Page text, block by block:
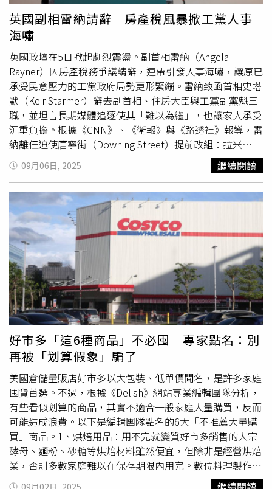
，承諾為18至21歲、連續18個月處於無業無學狀態且領取
通用福利的年輕人提供有薪工作。不過，因焦慮或憂鬱領取
病假福利的青年被排除在計畫之外，引發保守黨
（Conservatives）批評，認為這可能鼓勵部分人「鑽漏
洞」並長期依賴福利。根據智庫「財政研究所（Institute
for Fiscal Studies, IFS）」的分析，目前英國約有近百萬名
16至24歲年輕人處於「NEETs」狀態，既未就業、也未就
學或接受培訓。研究員伊姆蘭‧塔希爾（Imran Tahir）警
告，政策能否真正解決青年失業問題，取決於能否創造可持
續的職位，而非僅提供短期機會。
瑟本的行為出於「懶惰」，其欺騙行為辜負了同事與公眾的
信任。她強調瑟本的行為不僅損害了NEROCU的聲譽，也對
警隊的誠信造成負面影響。培根局長還指出，「如果還有警
務人員試圖濫用遠端工作制度，這起案件應該要成為他們的
一次嚴厲警告。」瑟本的直屬主管、警司史蒂芬‧吉利布蘭
德（Stephen Gillibrand）則在聽證會上表示，他對瑟本的
行為感到「失望與尷尬」。他表示：「NEROCU和我對瑟本
寄予信任，讓他有機會在家工作，但他卻刻意使用欺騙的手
段讓我和團隊蒙羞。」杜倫警方專業標準部門負責人伊凡
娜‧達森（Yvonne Dutson）警司補充，瑟本的行為屬於
「蓄意不誠實」，其目的是誤導上司，讓人以為他在積極完
成工作。根據資料，瑟本曾是一名頗具潛力的足球員，代表
英格蘭警察隊參賽，並於2016年加入杜倫郡警局，最初擔
任社區支援警員，2024年晉升為警探，並獲選進入
NEROCU。然而僅僅一個月後，他的欺騙行為便被電腦監控
軟體發現，引發調查。雖然瑟本已經在2025年5月自行請
辭，但聽證會裁定，若他未主動離職，也將因為嚴重的不當
行為被開除。此外，他也被列入英國警務學院（College of
Policing）的黑名單中，終身不得再從事警務相關工作。
英國副相雷納請辭 房產稅風暴掀工黨人事
海嘯
英國政壇在5日掀起劇烈震盪。副首相雷納（Angela
Rayner）因房產稅務爭議請辭，連帶引發人事海嘯，讓原已
承受民意壓力的工黨政府局勢更形緊繃。雷納致函首相史塔
默（Keir Starmer）辭去副首相、住房大臣與工黨副黨魁三
職，並坦言長期媒體追逐使其「難以為繼」，也讓家人承受
沉重負擔。根據《CNN》、《衛報》與《路透社》報導，雷
納離任迫使唐寧街（Downing Street）提前改組：拉米
（David Lammy）卸下外交大臣，轉任副首相並接掌司法
部；庫珀（Yvette Cooper）由內政部轉任外交大臣；馬哈
茂德（Shabana Mahmood）接下內政大臣。如此人事調
動，被外界視為是史塔默止血、重奪議題主導權的關鍵一
步。整起事件的爭議核心，源於一筆海濱公寓交易。雷納在
英格蘭南部霍夫（Hove）以約80萬英鎊購入物件時，僅繳
納3萬英鎊印花稅，並未依規支付作為第二住宅應繳的7萬英
鎊。雷納解釋當時依循法律建議認為不必繳交較高稅率，事
後再求證才知有誤，承諾補繳差額。獨立部長標準顧問馬格
努斯（Laurie Magnus）審視後認定，她確實違反部長守
則，但同時肯定其誠信與公共服務。雷納在辭職信中除道歉
外，也承認「本應再尋求更專業的稅務意見」。此案格外敏
感，因雷納過去在野時曾多次抨擊政敵涉稅務問題，與其強
硬形象形成矛盾。觀察人士指出，英國正面臨住房與稅制挑
戰，工黨內部又在討論加稅，住房大臣卻爆出少繳印花稅，
政治壓力驟增。報導中提到，雷納出身曼徹斯特
（Manchester）都會區，在史托克波特（Stockport）公共
住宅區長大，16歲即為人母，從照護員到工會代表再入政
壇。她在辭職信中寫道，能自基層走進政府最高層「是我一
生的榮耀」。雷納在購買霍夫公寓前，曾將位於大曼徹斯特
（Greater Manchester）阿什頓安德萊恩（Ashton-under-
Lyne）的持分放入為兒子設立的信託。雖名義上已處分，但
因受益人未滿18歲，稅務上仍被視為具財務利益；她後來將
09月06日, 2025 繼續閱讀
好市多「這6種商品」不必囤 專家點名：別
再被「划算假象」騙了
美國倉儲量販店好市多以大包裝、低單價聞名，是許多家庭
囤貨首選。不過，根據《Delish》網站專業編輯團隊分析，
有些看似划算的商品，其實不適合一般家庭大量購買，反而
可能造成浪費。以下是編輯團隊點名的6大「不推薦大量購
買」商品。1、烘焙用品：用不完就變質好市多銷售的大宗
酵母、麵粉、砂糖等烘焙材料雖然便宜，但除非是經營烘焙
業，否則多數家庭難以在保存期限內用完。數位料理製作人
Camille Lowder表示，「這些東西會在你用完之前壞掉，結